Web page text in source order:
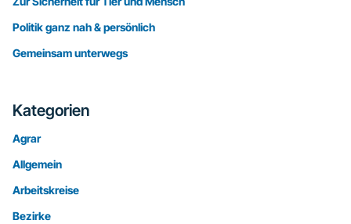
Politik ganz nah & persönlich
Gemeinsam unterwegs
Kategorien
Agrar
Allgemein
Arbeitskreise
Bezirke